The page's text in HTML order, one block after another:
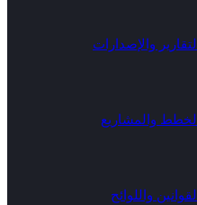
التقارير والإصدارات
الخطط والمشاريع
القوانين واللوائح